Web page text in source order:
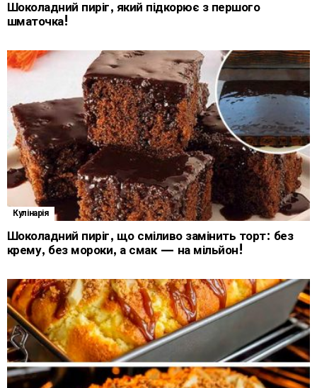
Шоколадний пиріг, який підкорює з першого
шматочка!
Кулінарія
Шоколадний пиріг, що сміливо замінить торт: без
крему, без мороки, а смак — на мільйон!